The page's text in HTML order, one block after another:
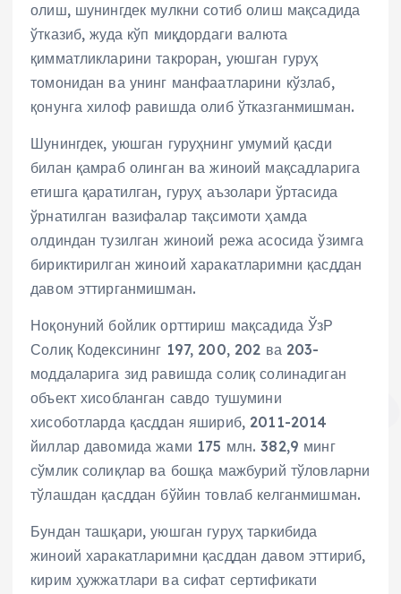
олиш, шунингдек мулкни сотиб олиш мақсадида
ўтказиб, жуда кўп миқдордаги валюта
қимматликларини такроран, уюшган гуруҳ
томонидан ва унинг манфаатларини кўзлаб,
қонунга хилоф равишда олиб ўтказганмишман.
Шунингдек, уюшган гуруҳнинг умумий қасди
билан қамраб олинган ва жиноий мақсадларига
етишга қаратилган, гуруҳ аъзолари ўртасида
ўрнатилган вазифалар тақсимоти ҳамда
олдиндан тузилган жиноий режа асосида ўзимга
бириктирилган жиноий харакатларимни қасддан
давом эттирганмишман.
Ноқонуний бойлик орттириш мақсадида ЎзР
Солиқ Кодексининг 197, 200, 202 ва 203-
моддаларига зид равишда солиқ солинадиган
объект хисобланган савдо тушумини
хисоботларда қасддан яшириб, 2011-2014
йиллар давомида жами 175 млн. 382,9 минг
сўмлик солиқлар ва бошқа мажбурий тўловларни
тўлашдан қасддан бўйин товлаб келганмишман.
Бундан ташқари, уюшган гуруҳ таркибида
жиноий харакатларимни қасддан давом эттириб,
кирим ҳужжатлари ва сифат сертификати